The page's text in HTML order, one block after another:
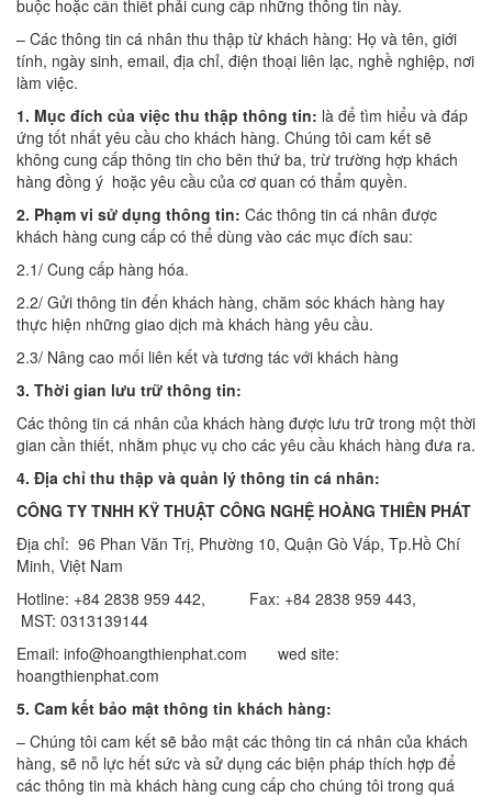
buộc hoặc cần thiết phải cung cấp những thông tin này.
– Các thông tin cá nhân thu thập từ khách hàng: Họ và tên, giới
tính, ngày sinh, email, địa chỉ, điện thoại liên lạc, nghề nghiệp, nơi
làm việc.
1. Mục đích của việc thu thập thông tin: là để tìm hiểu và đáp
ứng tốt nhất yêu cầu cho khách hàng. Chúng tôi cam kết sẽ
không cung cấp thông tin cho bên thứ ba, trừ trường hợp khách
hàng đồng ý hoặc yêu cầu của cơ quan có thẩm quyền.
2. Phạm vi sử dụng thông tin: Các thông tin cá nhân được
khách hàng cung cấp có thể dùng vào các mục đích sau:
2.1/ Cung cấp hàng hóa.
2.2/ Gửi thông tin đến khách hàng, chăm sóc khách hàng hay
thực hiện những giao dịch mà khách hàng yêu cầu.
2.3/ Nâng cao mối liên kết và tương tác với khách hàng
3. Thời gian lưu trữ thông tin:
Các thông tin cá nhân của khách hàng được lưu trữ trong một thời
gian cần thiết, nhằm phục vụ cho các yêu cầu khách hàng đưa ra.
4. Địa chỉ thu thập và quản lý thông tin cá nhân:
CÔNG TY TNHH KỸ THUẬT CÔNG NGHỆ HOÀNG THIÊN PHÁT
Địa chỉ: 96 Phan Văn Trị, Phường 10, Quận Gò Vấp, Tp.Hồ Chí
Minh, Việt Nam
Hotline: +84 2838 959 442, Fax: +84 2838 959 443,
MST: 0313139144
Email: info@hoangthienphat.com wed site:
hoangthienphat.com
5. Cam kết bảo mật thông tin khách hàng:
– Chúng tôi cam kết sẽ bảo mật các thông tin cá nhân của khách
hàng, sẽ nỗ lực hết sức và sử dụng các biện pháp thích hợp để
các thông tin mà khách hàng cung cấp cho chúng tôi trong quá